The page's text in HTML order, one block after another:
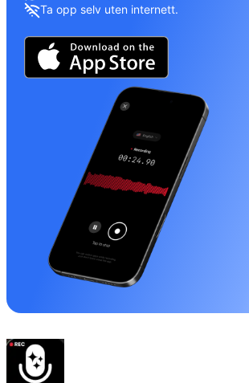
Ta opp selv uten internett.